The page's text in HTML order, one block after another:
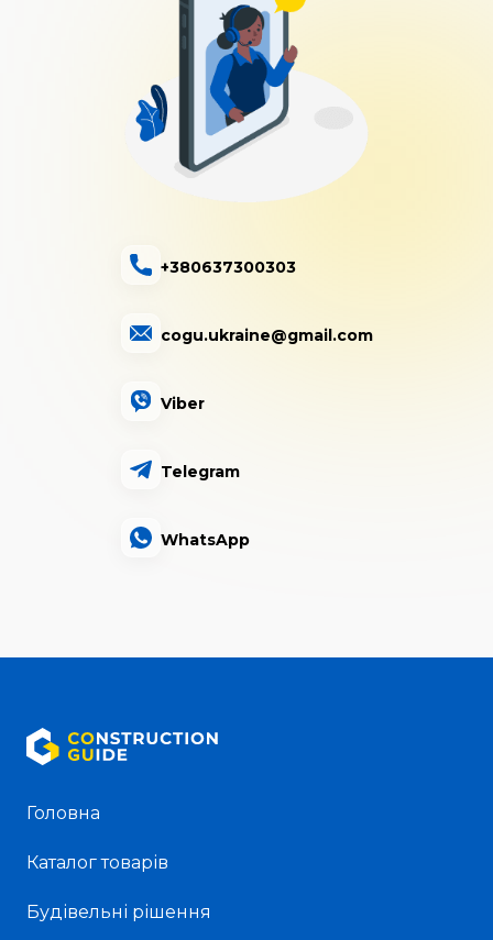
+380637300303
cogu.ukraine@gmail.com
Viber
Telegram
WhatsApp
Головна
Каталог товарів
Будівельні рішення